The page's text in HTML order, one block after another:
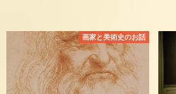
画家と美術史のお話